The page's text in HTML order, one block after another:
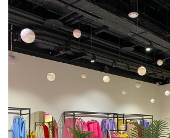
ИП Проворный Алексей Алексеевич
ИНН 667114098580
Telegram
WhatsApp
8 800 550-06-92
© 2021-2025 Macrocosm ®
Пользовательское соглашение
Политика обработки персональных
данных